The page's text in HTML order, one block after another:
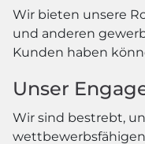
Wir bieten unsere
und anderen
Kunden haben
Unser
Wir sind bestrebt,